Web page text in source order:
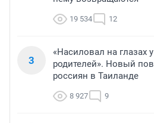
19 534 12
3
«Насиловал на глазах
родителей». Новый
россиян в Таиланде
8 927 9